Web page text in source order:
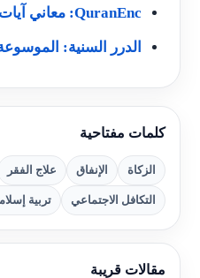
QuranEnc: معاني آيات الزكاة والإنفاق
الدرر السنية:
كلمات مفتاحية
الزكاة الإنفاق علاج الفقر
التكافل الاجتماعي تربية
مقالات قريبة